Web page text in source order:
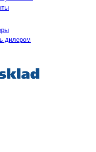
дилером